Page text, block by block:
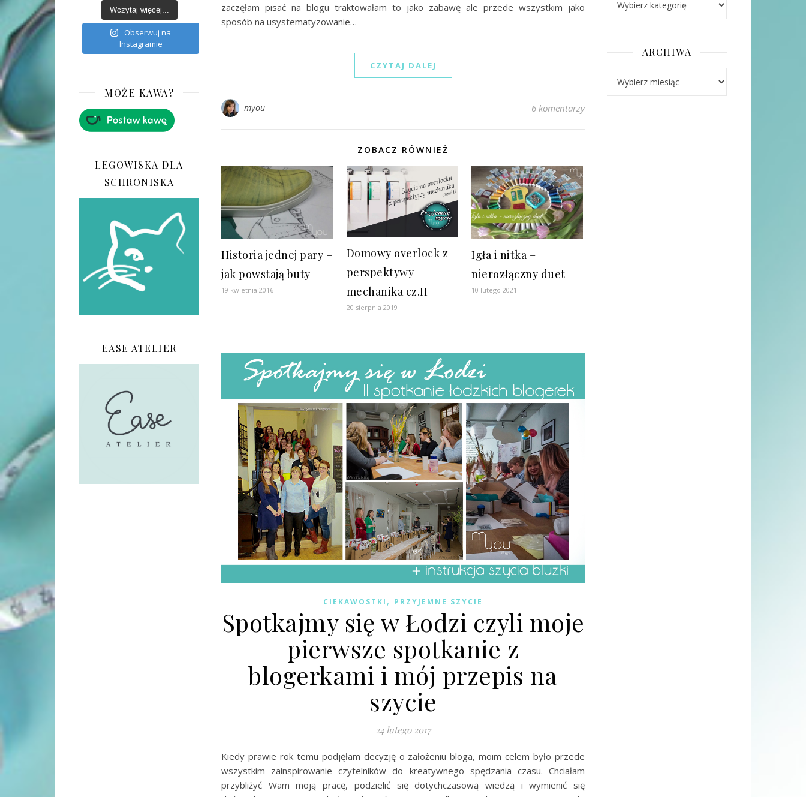
Wczytaj więcej...
Obserwuj na
Instagramie
MOŻE KAWA?
LEGOWISKA DLA
SCHRONISKA
EASE ATELIER
zaczęłam pisać na blogu traktowałam to jako zabawę ale przede wszystkim jako
sposób na usystematyzowanie…
CZYTAJ DALEJ
myou 6 komentarzy
ZOBACZ RÓWNIEŻ
Historia jednej pary –
jak powstają buty
19 kwietnia 2016
Domowy overlock z
perspektywy
mechanika cz.II
20 sierpnia 2019
Igła i nitka –
nierozłączny duet
10 lutego 2021
CIEKAWOSTKI , PRZYJEMNE SZYCIE
Spotkajmy się w Łodzi czyli moje
pierwsze spotkanie z
blogerkami i mój przepis na
szycie
24 lutego 2017
Kiedy prawie rok temu podjęłam decyzję o założeniu bloga, moim celem było przede
wszystkim zainspirowanie czytelników do kreatywnego spędzania czasu. Chciałam
przybliżyć Wam moją pracę, podzielić się dotychczasową wiedzą i wymienić się
ARCHIWA